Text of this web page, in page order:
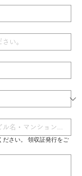
ださい。 領収証発行をご